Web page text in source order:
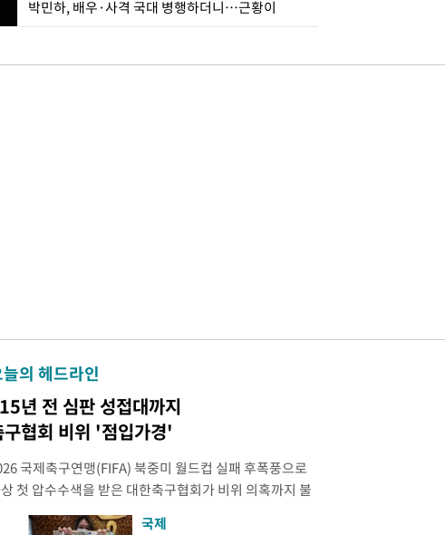
박민하, 배우·사격 국대 병행하더니…근황이
의 헤드라인
년 전 심판 성접대까지
구협회 비위 '점입가경'
국제축구연맹(FIFA) 북중미 월드컵 실패 후폭풍으로
첫 압수수색을 받은 대한축구협회가 비위 의혹까지 불
지면서 그야말로 쑥대밭이 됐다. 특히 10년도 넘은 외국인
국제